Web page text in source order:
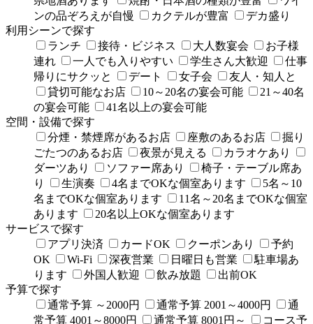
ンの品ぞろえが自慢
カクテルが豊富
デカ盛り
利用シーンで探す
ランチ
接待・ビジネス 大人数宴会
お子様
連れ
一人でも入りやすい 学生さん大歓迎
仕事
帰りにサクッと
デート 女子会
友人・知人と
貸切可能なお店
10～20名の宴会可能
21～40名
の宴会可能
41名以上の宴会可能
空間・設備で探す
分煙・禁煙席があるお店
座敷のあるお店
掘り
ごたつのあるお店
夜景が見える
カラオケあり
ダーツあり
ソファー席あり
椅子・テーブル席あ
り
生演奏 4名までOKな個室あります
5名～10
名までOKな個室あります
11名～20名までOKな個室
あります
20名以上OKな個室あります
サービスで探す
アプリ決済
カードOK クーポンあり
予約
OK
Wi-Fi 深夜営業 日曜日も営業
駐車場あ
ります
外国人歓迎 飲み放題
出前OK
予算で探す
通常予算 ～2000円
通常予算 2001～4000円
通
常予算 4001～8000円
通常予算 8001円～
コース予